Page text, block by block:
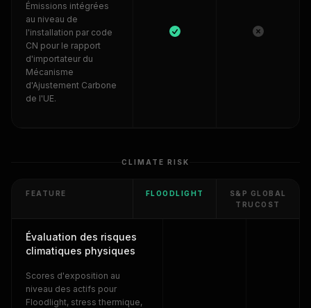
Émissions intégrées
au niveau de
l'installation par code
CN pour le rapport
d'importateur du
Mécanisme
d'Ajustement Carbone
de l'UE.
CLIMATE RISK
FEATURE FLOODLIGHT
S&P GLOBAL
TRUCOST
Évaluation des risques
climatiques physiques
Scores d'exposition au
niveau des actifs pour
Floodlight, stress thermique,